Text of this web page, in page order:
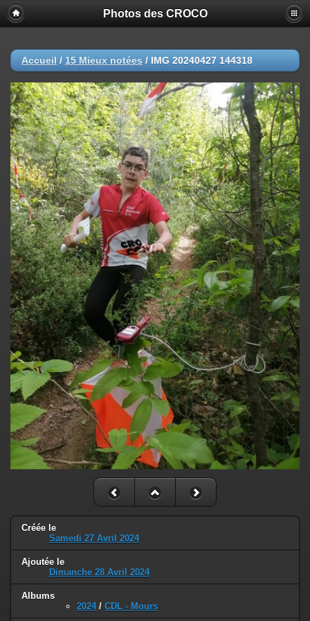
Photos des CROCO
Accueil / 15 Mieux notées / IMG 20240427 144318
Créée le
Samedi 27 Avril 2024
Ajoutée le
Dimanche 28 Avril 2024
Albums
2024/ CDL - Mours